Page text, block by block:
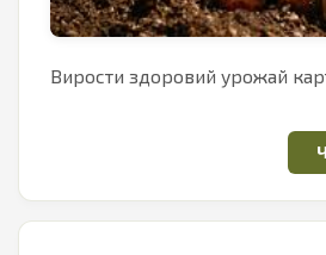
Вирости здоровий урожай